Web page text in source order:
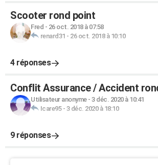
Scooter rond point
Fred - 26 oct. 2018 à 07:58
renard31 - 26 oct. 2018 à 10:10
4 réponses
Conflit Assurance / Accident
Utilisateur anonyme- 3 déc. 2020 à 10:41
Icare95- 3 déc. 2020 à 18:10
9 réponses